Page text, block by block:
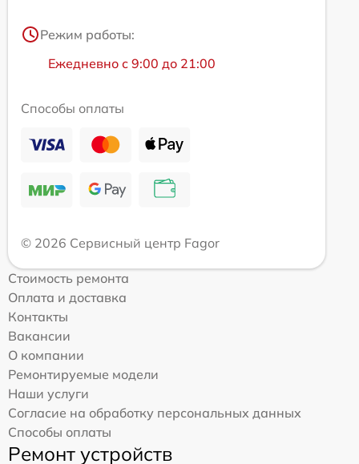
Режим работы:
Ежедневно с 9:00 до 21:00
Способы оплаты
© 2026 Сервисный центр Fagor
Стоимость ремонта
Оплата и доставка
Контакты
Вакансии
О компании
Ремонтируемые модели
Наши услуги
Согласие на обработку персональных данных
Способы оплаты
Ремонт устройств